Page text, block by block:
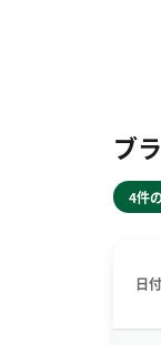
ブ
4件
日付